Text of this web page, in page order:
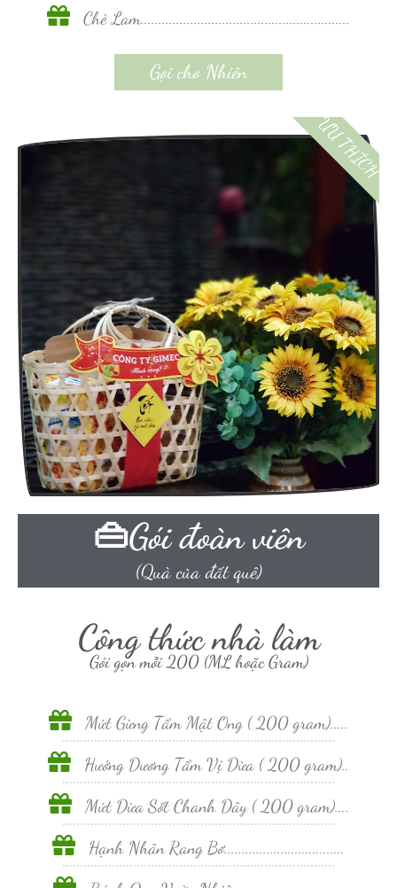
Chè Lam...........................................................
Gọi cho Nhiên
ƯU THÍCH
👜Gói đoàn viên
(Quà của đất quê)
Công thức nhà làm
Gói gọn mỗi 200 (ML hoặc Gram)
Mứt Gừng Tẩm Mật Ong ( 200 gram).....
Hướng Dương Tẩm Vị Dừa ( 200 gram)..
Mứt Dừa Sốt Chanh Dây ( 200 gram)....
Hạnh Nhân Rang Bơ..................................